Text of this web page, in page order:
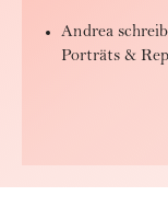
Andrea
Porträts &